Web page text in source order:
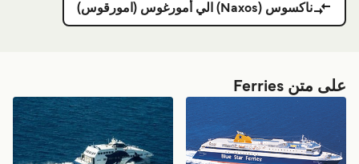
ناكسوس (Naxos) الي أمورغوس (امورقوس)
على متن Ferries